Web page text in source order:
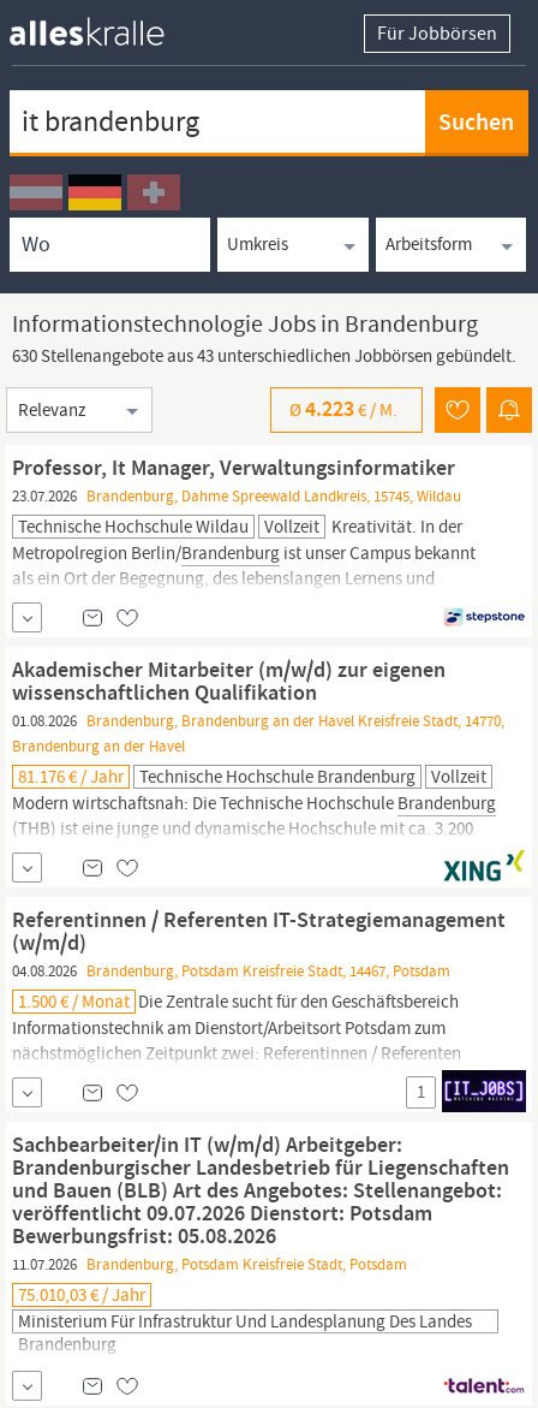
Für Jobbörsen
Ortssuche
Umkreissuche
Arbeitsform
Informationstechnologie Jobs in Brandenburg
630 Stellenangebote aus 43 unterschiedlichen Jobbörsen gebündelt.
Sortierung
Ø4.223€ / M.
Professor, It Manager, Verwaltungsinformatiker
23.07.2026 Brandenburg, Dahme Spreewald Landkreis, 15745, Wildau
Technische Hochschule Wildau Vollzeit Kreativität. In der
Metropolregion Berlin/Brandenburg ist unser Campus bekannt
als ein Ort der Begegnung, des lebenslangen Lernens und
gemeinsamen Arbeitens unterschiedlicher (Fach-)Kulturen. Eine
hochmoderne Ausstattung und Industriearchitektur aus dem 19.
Jahrhundert symbolisieren im Äußeren das, was uns auch
fachlich und menschlich wichtig ist: wir...
Akademischer Mitarbeiter (m/w/d) zur eigenen
wissenschaftlichen Qualifikation
01.08.2026 Brandenburg, Brandenburg an der Havel Kreisfreie Stadt, 14770,
Brandenburg an der Havel
81.176 € / Jahr Technische Hochschule Brandenburg
Vollzeit
Modern wirtschaftsnah: Die Technische Hochschule Brandenburg
(THB) ist eine junge und dynamische Hochschule mit ca. 3.200
Studierenden in 24 Studiengängen in den Fachbereichen
Informatik und Medien, Technik sowie Wirtschaft in der Stadt
an der Havel. Als familienfreundliche Hochschule
auf einem
Referentinnen / Referenten IT-Strategiemanagement
(w/m/d)
04.08.2026 Brandenburg, Potsdam Kreisfreie Stadt, 14467, Potsdam
1.500 € / Monat Die Zentrale sucht für den Geschäftsbereich
Informationstechnik am Dienstort/Arbeitsort Potsdam zum
nächstmöglichen Zeitpunkt zwei: Referentinnen / Referenten
IT‑Strategiemanagement (w/m/d) (Entgeltgruppe 14 TVöD Bund /
Besoldungsgruppe A 14 BBesG, Kennung: ZEIT1110/1180,
Stellen‑ID 1461746) Die Einstellung erfolgt unbefristet nach dem
Tarifvertrag für...
1
Sachbearbeiter/in IT (w/m/d) Arbeitgeber:
Brandenburgischer Landesbetrieb für Liegenschaften
und Bauen (BLB) Art des Angebotes: Stellenangebot:
veröffentlicht 09.07.2026 Dienstort: Potsdam
Bewerbungsfrist: 05.08.2026
11.07.2026 Brandenburg, Potsdam Kreisfreie Stadt, Potsdam
75.010,03 € / Jahr
Ministerium Für Infrastruktur Und Landesplanung Des Landes
Brandenburg
DerBrandenburgische
Bauen (BLB) ist der zentrale Partner für die Landesverwaltung